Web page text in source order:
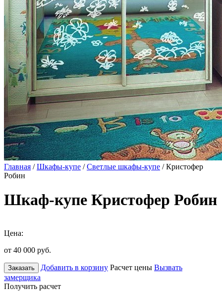
Главная /Шкафы-купе /Светлые шкафы-купе / Кристофер
Робин
Шкаф-купе Кристофер Робин
Цена:
от 40 000 руб.
Заказать Добавить в корзину Расчет цены Вызвать
замерщика
Получить расчет